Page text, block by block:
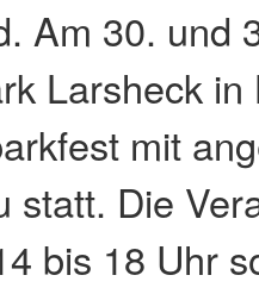
Am 30. und
Larsheck
mit
statt. Die
bis 18 Uhr